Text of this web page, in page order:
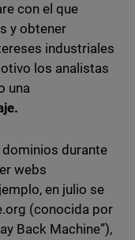
con el que
y obtener
industriales
los analistas
una
durante
webs
en julio se
(conocida por
Back Machine”),